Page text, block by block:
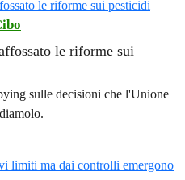
le riforme sui
sulle decisioni che l'Unione